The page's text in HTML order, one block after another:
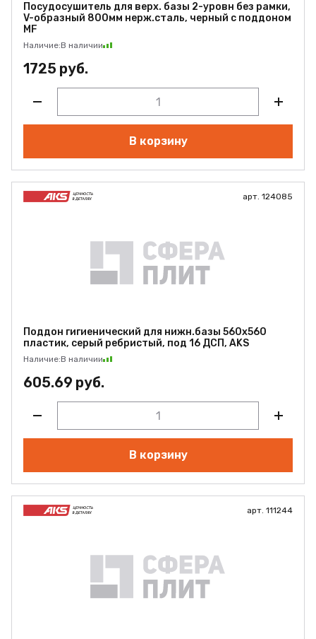
Посудосушитель для верх. базы 2-уровн без рамки,
V-образный 800мм нерж.сталь, черный с поддоном
MF
Наличие:В наличии
1725 руб.
В корзину
арт. 124085
Поддон гигиенический для нижн.базы 560х560
пластик, серый ребристый, под 16 ДСП, AKS
Наличие:В наличии
605.69 руб.
В корзину
арт. 111244